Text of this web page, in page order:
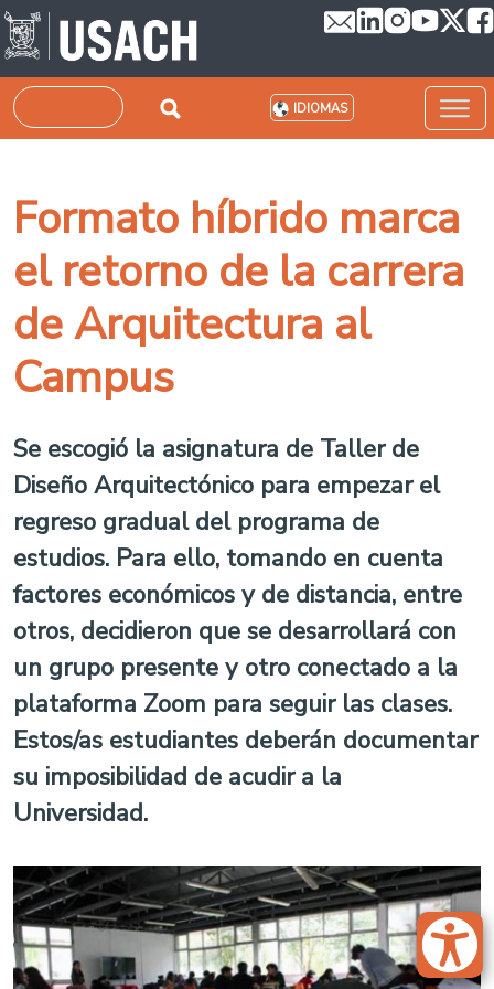
Pasar al contenido principal
Buscar IDIOMAS
Formato híbrido marca
el retorno de la carrera
de Arquitectura al
Campus
Se escogió la asignatura de Taller de
Diseño Arquitectónico para empezar el
regreso gradual del programa de
estudios. Para ello, tomando en cuenta
factores económicos y de distancia, entre
otros, decidieron que se desarrollará con
un grupo presente y otro conectado a la
plataforma Zoom para seguir las clases.
Estos/as estudiantes deberán documentar
su imposibilidad de acudir a la
Universidad.